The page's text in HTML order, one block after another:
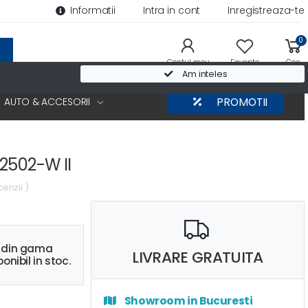
Am inteles
Informatii Intra in cont Inregistreaza-te
Contul meu Favorite
0
Cos
AUTO & ACCESORII PROMOTII
W II
)
gama
in stoc.
LIVRARE GRATUITA
Showroom in Bucuresti